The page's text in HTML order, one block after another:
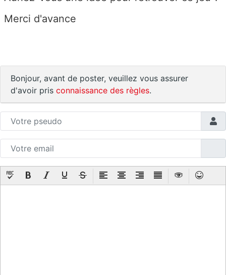
Merci d'avance
Bonjour, avant de poster, veuillez vous assurer
d'avoir pris connaissance des règles.